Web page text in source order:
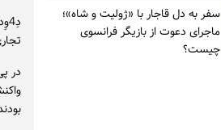
در
سفر به دل قاجار با «ژولیت و شاه»؛
ماجرای دعوت از ‌بازیگر فرانسوی
چیست؟